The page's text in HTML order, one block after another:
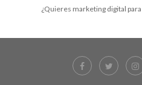
¿Quieres marketing digital